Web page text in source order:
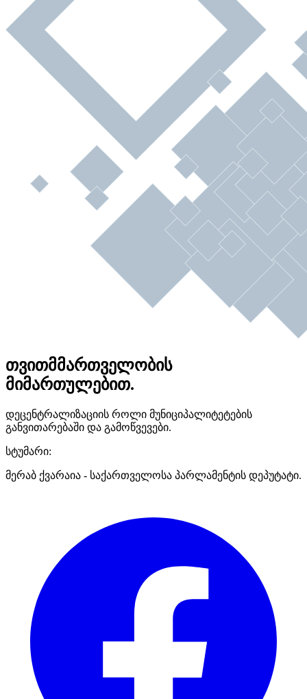
თვითმმართველობის
მიმართულებით.
დეცენტრალიზაციის როლი მუნიციპალიტეტების
განვითარებაში და გამოწვევები.
სტუმარი:
მერაბ ქვარაია - საქართველოსა პარლამენტის დეპუტატი.